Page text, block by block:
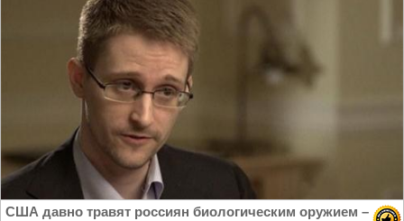
США давно травят россиян биологическим оружием –